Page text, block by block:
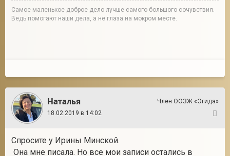
Cамое маленькое доброе дело лучше самого большого сочувствия.
Ведь помогают наши дела, а не глаза на мокром месте.
Наталья
Член ООЗЖ «Эгида»
18.02.2019 в 14:02
Спросите у Ирины Минской.
Она мне писала. Но все мои записи остались в